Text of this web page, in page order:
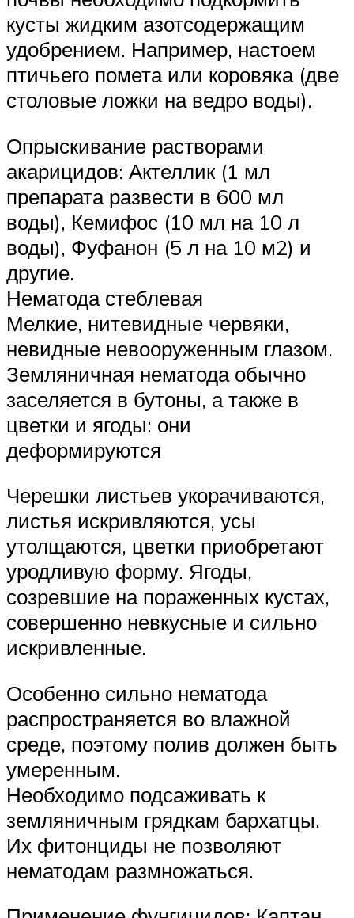
кусты жидким азотсодержащим
удобрением. Например, настоем
птичьего помета или коровяка (две
столовые ложки на ведро воды).
Опрыскивание растворами
акарицидов: Актеллик (1 мл
препарата развести в 600 мл
воды), Кемифос (10 мл на 10 л
воды), Фуфанон (5 л на 10 м2) и
другие.
Нематода стеблевая
Мелкие, нитевидные червяки,
невидные невооруженным глазом.
Земляничная нематода обычно
заселяется в бутоны, а также в
цветки и ягоды: они
деформируются
Черешки листьев укорачиваются,
листья искривляются, усы
утолщаются, цветки приобретают
уродливую форму. Ягоды,
созревшие на пораженных кустах,
совершенно невкусные и сильно
искривленные.
Особенно сильно нематода
распространяется во влажной
среде, поэтому полив должен быть
умеренным.
Необходимо подсаживать к
земляничным грядкам бархатцы.
Их фитонциды не позволяют
нематодам размножаться.